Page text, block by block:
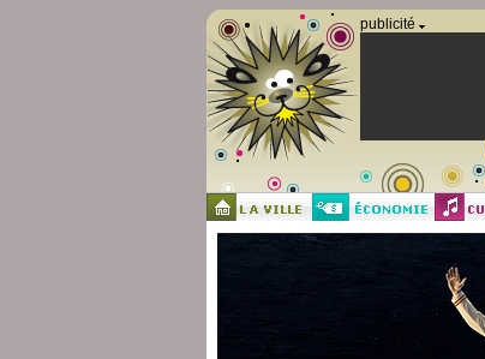
publicité
Panneau de gestion des cookies